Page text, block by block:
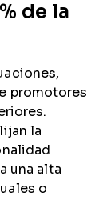
de la
promotores
la
una alta
o